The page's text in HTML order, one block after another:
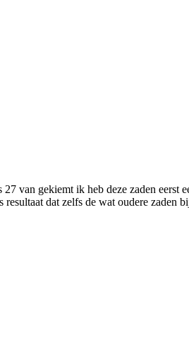
van gekiemt ik heb deze zaden
dat zelfs de wat oudere zaden